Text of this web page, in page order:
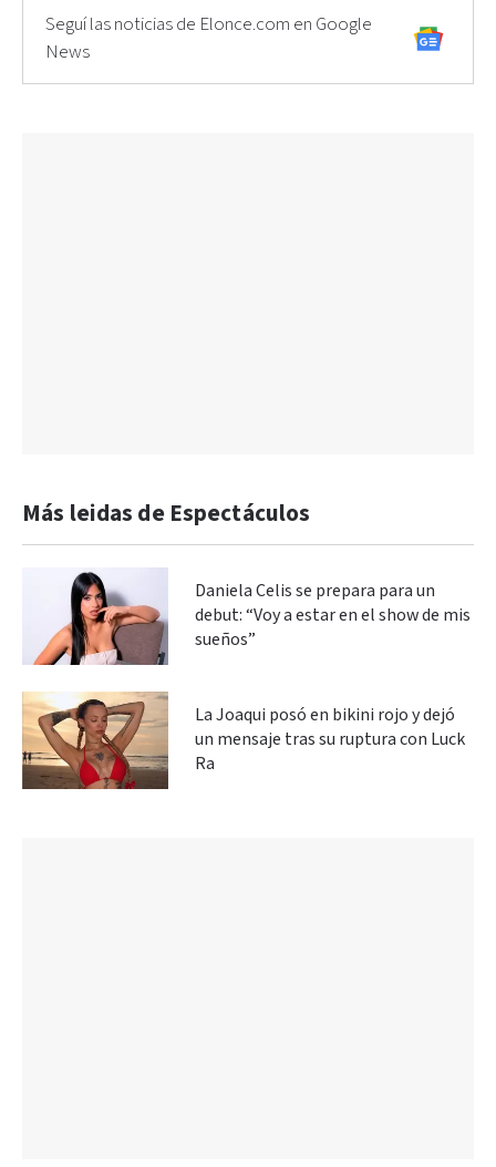
Seguí las noticias de Elonce.com en Google
News
Más leidas de Espectáculos
Daniela Celis se prepara para un
debut: “Voy a estar en el show de mis
sueños”
La Joaqui posó en bikini rojo y dejó
un mensaje tras su ruptura con Luck
Ra